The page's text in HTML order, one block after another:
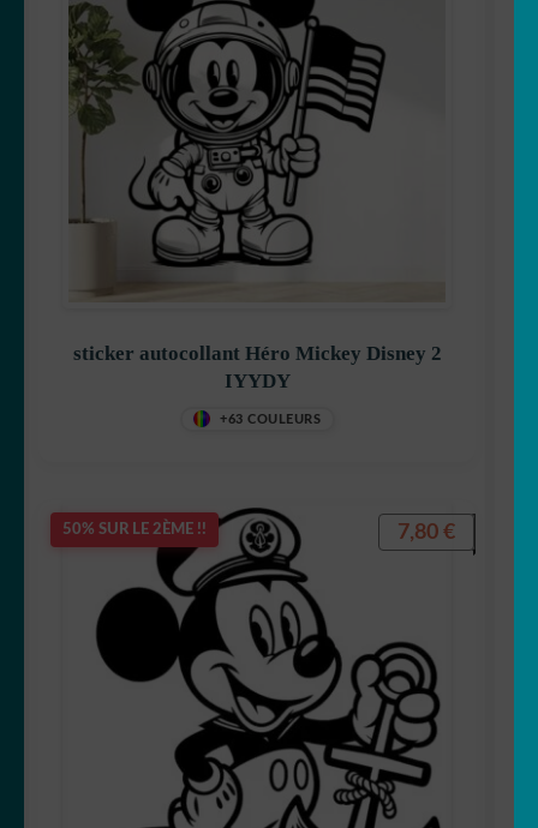
sticker autocollant Héro Mickey Disney 2
IYYDY
+63 COULEURS
50% SUR LE 2ÈME !! 7,80 €